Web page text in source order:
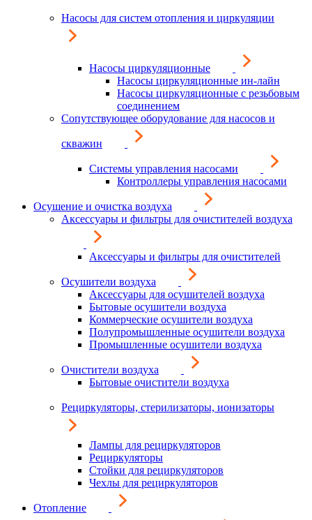
Насосы для систем отопления и циркуляции
Насосы циркуляционные
Насосы циркуляционные ин-лайн
Насосы циркуляционные с резьбовым
соединением
Сопутствующее оборудование для насосов и
скважин
Системы управления насосами
Контроллеры управления насосами
Осушение и очистка воздуха
Аксессуары и фильтры для очистителей воздуха
Аксессуары и фильтры для очистителей
Осушители воздуха
Аксессуары для осушителей воздуха
Бытовые осушители воздуха
Коммерческие осушители воздуха
Полупромышленные осушители воздуха
Промышленные осушители воздуха
Очистители воздуха
Бытовые очистители воздуха
Рециркуляторы, стерилизаторы, ионизаторы
Лампы для рециркуляторов
Рециркуляторы
Стойки для рециркуляторов
Чехлы для рециркуляторов
Отопление